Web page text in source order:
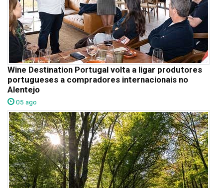
Wine Destination Portugal volta a ligar produtores
portugueses a compradores internacionais no
Alentejo
05 ago